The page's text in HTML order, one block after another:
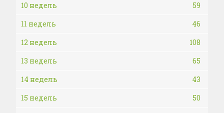
10 недель
59
11 недель
46
12 недель
108
13 недель
65
14 недель
43
15 недель
50